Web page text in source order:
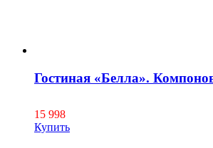
Гостиная «Белла».
15 998
Купить